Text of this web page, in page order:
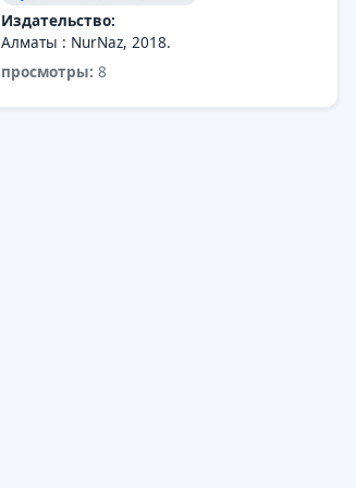
Издательство:
Алматы : NurNaz, 2018.
просмотры: 8